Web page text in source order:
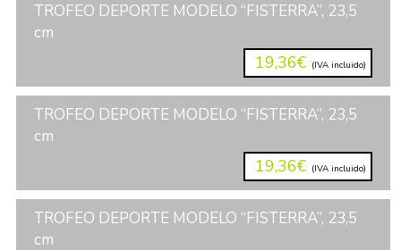
TROFEO DEPORTE MODELO “FISTERRA”, 23,5
cm
19,36€ (IVA incluido)
TROFEO DEPORTE MODELO “FISTERRA”, 23,5
cm
19,36€ (IVA incluido)
TROFEO DEPORTE MODELO “FISTERRA”, 23,5
cm